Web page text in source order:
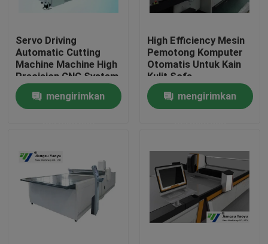
Tur Pabrik
Kontrol kualitas
Hubungi kami
Mesin Pemotong Mati Hidrolik
Mesin Cut Cut Die Hidrolik
Servo Driving
Automatic Cutting
Machine Machine High
Precision CNC System
mengirimkan
High Efficiency Mesin
Pemotong Komputer
Otomatis Untuk Kain
Kulit Sofa
mengirimkan